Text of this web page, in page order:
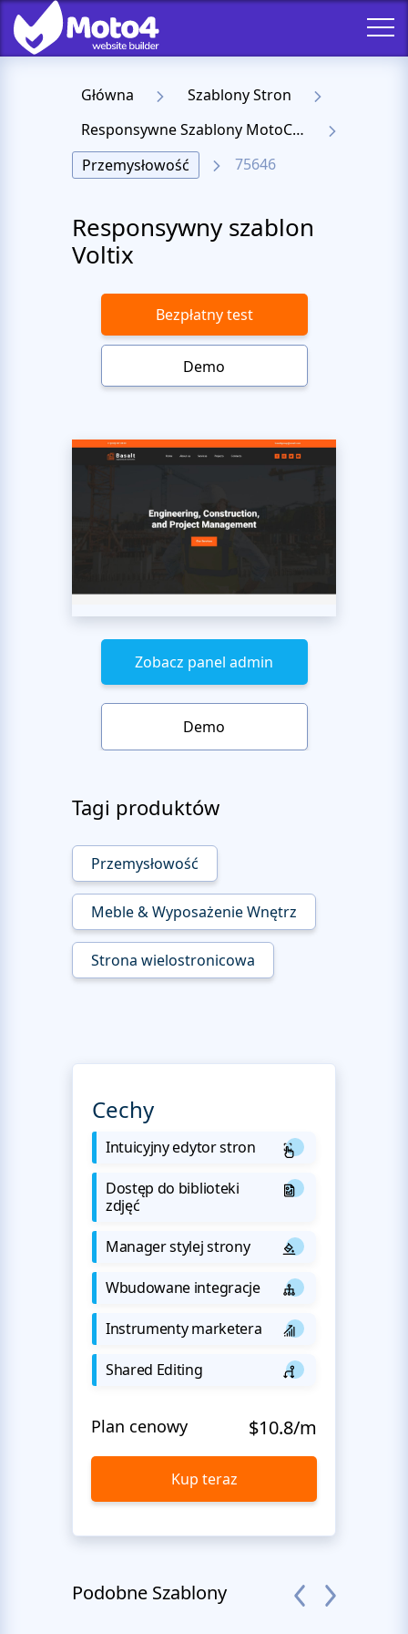
Główna
Szablony Stron
Responsywne Szablony MotoCMS 3
Przemysłowość
75646
Responsywny szablon
Voltix
Bezpłatny test
Demo
Zobacz panel admin
Demo
Tagi produktów
Przemysłowość
Meble & Wyposażenie Wnętrz
Strona wielostronicowa
Cechy
Intuicyjny edytor stron
Dostęp do biblioteki
zdjęć
Manager stylej strony
Wbudowane integracje
Instrumenty marketera
Shared Editing
Plan cenowy $10.8/m
Kup teraz
Podobne Szablony